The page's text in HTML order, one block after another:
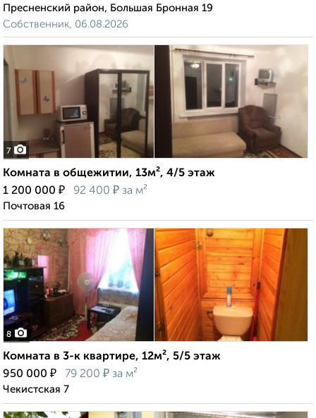
Пресненский район, Большая Бронная 19
Собственник, 06.08.2026
7
Комната в общежитии, 13м², 4/5 этаж
1 200 000 ₽ 92 400 ₽ за м²
Почтовая 16
8
Комната в 3-к квартире, 12м², 5/5 этаж
950 000 ₽ 79 200 ₽ за м²
Чекистская 7